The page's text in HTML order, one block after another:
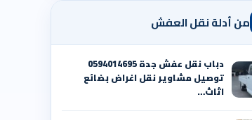
من أدلة نقل العفش
دباب نقل عفش جدة 0594014695
توصيل مشاوير نقل اغراض بضائع
اثاث…